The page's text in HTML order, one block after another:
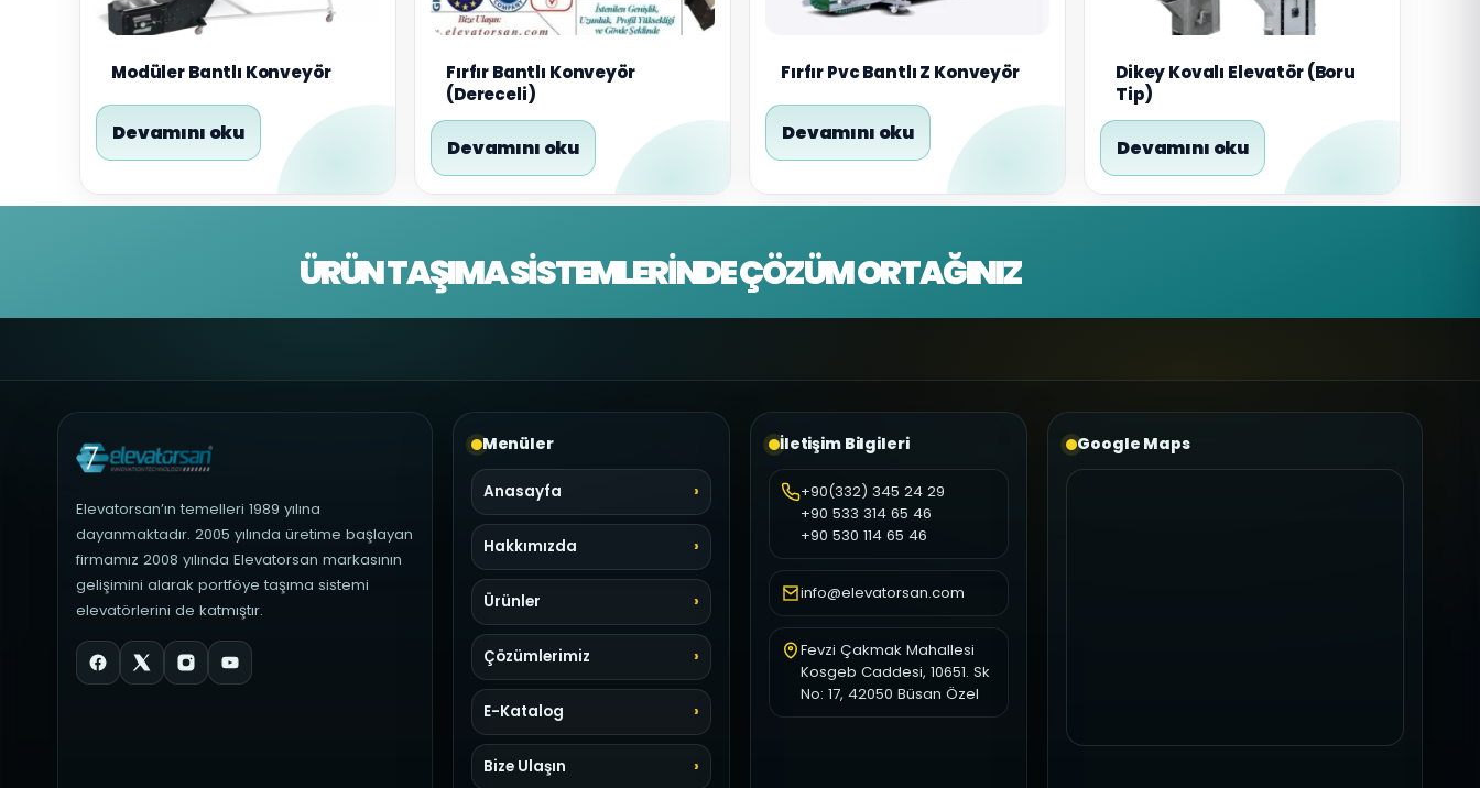
Modüler Bantlı Konveyör
Devamını oku
Fırfır Bantlı Konveyör
(Dereceli)
Devamını oku
Fırfır Pvc Bantlı Z Konveyör
Devamını oku
Dikey Kovalı Elevatör (Boru
Tip)
Devamını oku
ÜRÜN TAŞIMA SISTEMLERINDE ÇÖZÜM ORTAĞINIZ
Elevatorsan’ın temelleri 1989 yılına
dayanmaktadır. 2005 yılında üretime başlayan
firmamız 2008 yılında Elevatorsan markasının
gelişimini alarak portföye taşıma sistemi
elevatörlerini de katmıştır.
Menüler
Anasayfa
Hakkımızda
Ürünler
Çözümlerimiz
E-Katalog
Bize Ulaşın
İletişim Bilgileri
+90(332) 345 24 29
+90 533 314 65 46
+90 530 114 65 46
info@elevatorsan.com
Fevzi Çakmak Mahallesi
Kosgeb Caddesi, 10651. Sk
No: 17, 42050 Büsan Özel
Google Maps